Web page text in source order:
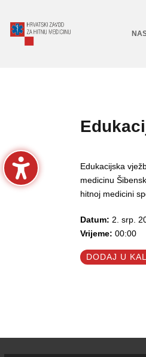
Edukacijska
medicinu
hitnoj medicini
Datum: 2. srp.
Vrijeme:00:00
DODAJ U